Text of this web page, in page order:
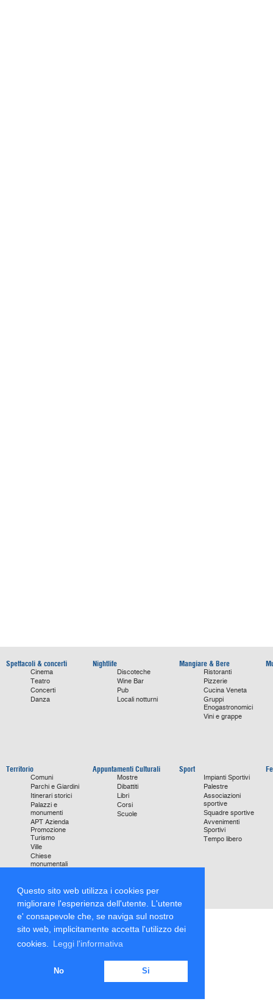
Questo sito web utilizza i cookies per
migliorare l'esperienza dell'utente. L'utente
e' consapevole che, se naviga sul nostro
sito web, implicitamente accetta l'utilizzo dei
cookies.
Leggi l'informativa
No Si
Spettacoli & concerti
Cinema
Teatro
Concerti
Danza
Nightlife
Discoteche
Wine Bar
Pub
Locali notturni
Mangiare & Bere
Ristoranti
Pizzerie
Cucina Veneta
Gruppi
Enogastronomici
Vini e grappe
Territorio
Comuni
Parchi e Giardini
Itinerari storici
Palazzi e
monumenti
APT Azienda
Promozione
Turismo
Ville
Chiese
monumentali
Appuntamenti Culturali
Mostre
Dibattiti
Libri
Corsi
Scuole
Sport
Impianti Sportivi
Palestre
Associazioni
sportive
Squadre sportive
Avvenimenti
Sportivi
Tempo libero